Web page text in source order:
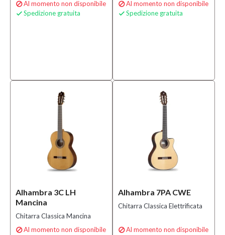
Al momento non disponibile
 Spedizione gratuita
Al momento non disponibile
 Spedizione gratuita
Alhambra 3C LH
Mancina
Chitarra Classica Mancina
Al momento non disponibile
Alhambra 7PA CWE
Chitarra Classica Elettrificata
Al momento non disponibile